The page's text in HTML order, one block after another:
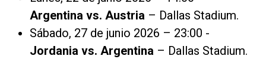
Argentina vs. Austria – Dallas Stadium.
Sábado, 27 de junio 2026 – 23:00 -
Jordania vs. Argentina – Dallas Stadium.